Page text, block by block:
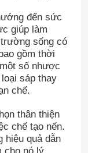
đến sức
giúp làm
sống có
gồm thời
số nhược
sáp thay
chế.
thân thiện
chế tạo nến.
hiệu quả dẫn